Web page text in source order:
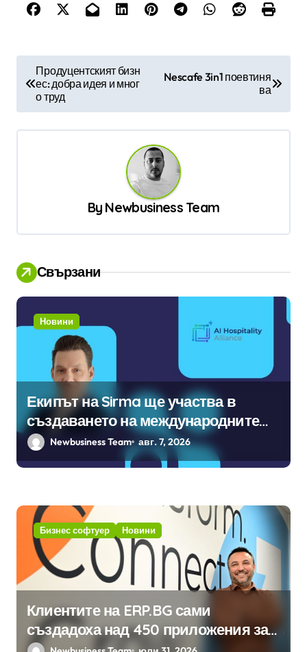
в
и
Продуцентският бизн
ес: добра идея и мног
о труд
Nescafe 3in1 поевтиня
ва
By Newbusiness Team
Свързани
Новини
Екипът на Sirma ще участва в
създаването на международните
стандарти за навлизане на
изкуствен интелект в
Newbusiness Team авг. 7, 2026
Бизнес софтуер Новини
Клиентите на ERP.BG сами
създадоха над 450 приложения за